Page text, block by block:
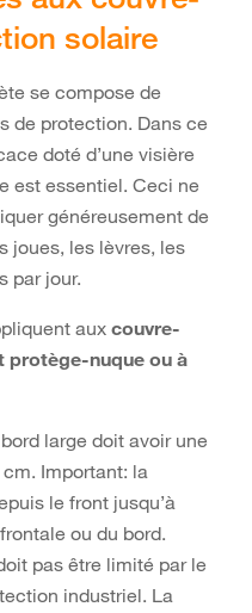
solaire
se compose de
de protection. Dans ce
doté d’une visière
est essentiel. Ceci ne
généreusement de
joues, les lèvres, les
par jour.
aux couvre-
protège-nuque ou à
large doit avoir une
Important: la
le front jusqu’à
ou du bord.
pas être limité par le
industriel. La